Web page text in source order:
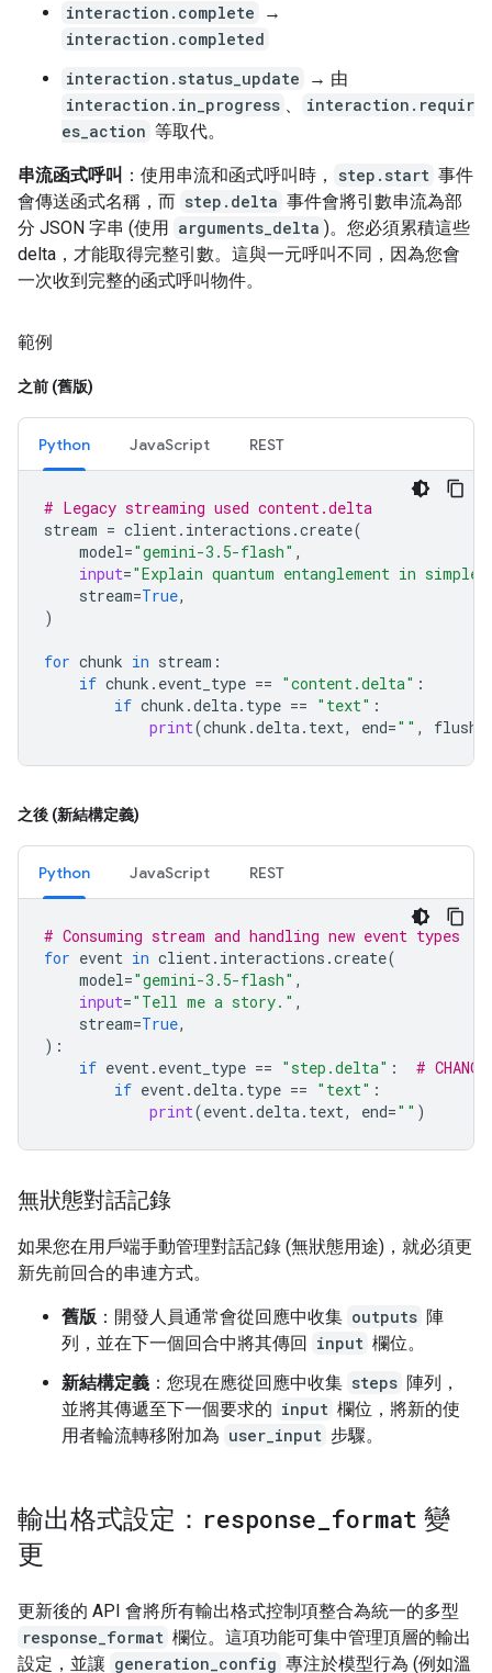
interaction.complete
→
interaction.completed
interaction.status_update
→ 由
interaction.in_progress 、
interaction.requir
es_action 等取代。
串流函式呼叫 ：使用串流和函式呼叫時， step.start 事件
會傳送函式名稱，而 step.delta 事件會將引數串流為部
分 JSON 字串 (使用 arguments_delta )。您必須累積這些
delta，才能取得完整引數。這與一元呼叫不同，因為您會
一次收到完整的函式呼叫物件。
範例
之前 (舊版)
Python JavaScript REST
# Legacy streaming used content.delta
stream = client. interactions .create(
model="gemini-3.5-flash" ,
input="Explain quantum entanglement in simple
stream=True,
)
for chunk in stream :
if chunk . event_type == "content.delta" :
if chunk .delta. type == "text" :
print(chunk .delta. text, end="" , flush
之後 (新結構定義)
Python JavaScript REST
# Consuming stream and handling new event types
for event in client. interactions .create(
model="gemini-3.5-flash" ,
input="Tell me a story." ,
stream=True,
):
if event. event_type == "step.delta" :
#
if event.delta. type == "text" :
print(event.delta. text, end="" )
無狀態對話記錄
如果您在用戶端手動管理對話記錄 (無狀態用途)，就必須更
新先前回合的串連方式。
舊版 ：開發人員通常會從回應中收集 outputs 陣
列，並在下一個回合中將其傳回 input 欄位。
新結構定義 ：您現在應從回應中收集 steps 陣列，
並將其傳遞至下一個要求的 input 欄位，將新的使
用者輪流轉移附加為 user_input 步驟。
輸出格式設定： response format 變
更
更新後的 API 會將所有輸出格式控制項整合為統一的多型
response_format 欄位。這項功能可集中管理頂層的輸出
設定，並讓 generation_config 專注於模型行為 (例如溫